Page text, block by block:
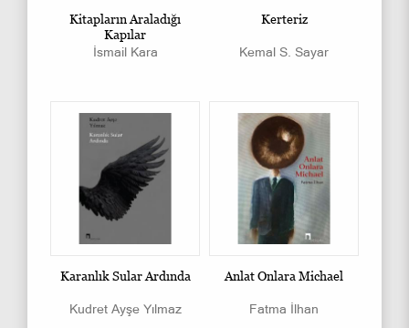
Kitapların Araladığı
Kapılar
İsmail Kara
Kerteriz
Kemal S. Sayar
Karanlık Sular Ardında
Kudret Ayşe Yılmaz
Anlat Onlara Michael
Fatma İlhan